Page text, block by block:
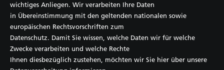
wichtiges Anliegen. Wir verarbeiten Ihre Daten
in Übereinstimmung mit den geltenden nationalen sowie
europäischen Rechtsvorschriften zum
Datenschutz. Damit Sie wissen, welche Daten wir für welche
Zwecke verarbeiten und welche Rechte
Ihnen diesbezüglich zustehen, möchten wir Sie hier über unsere